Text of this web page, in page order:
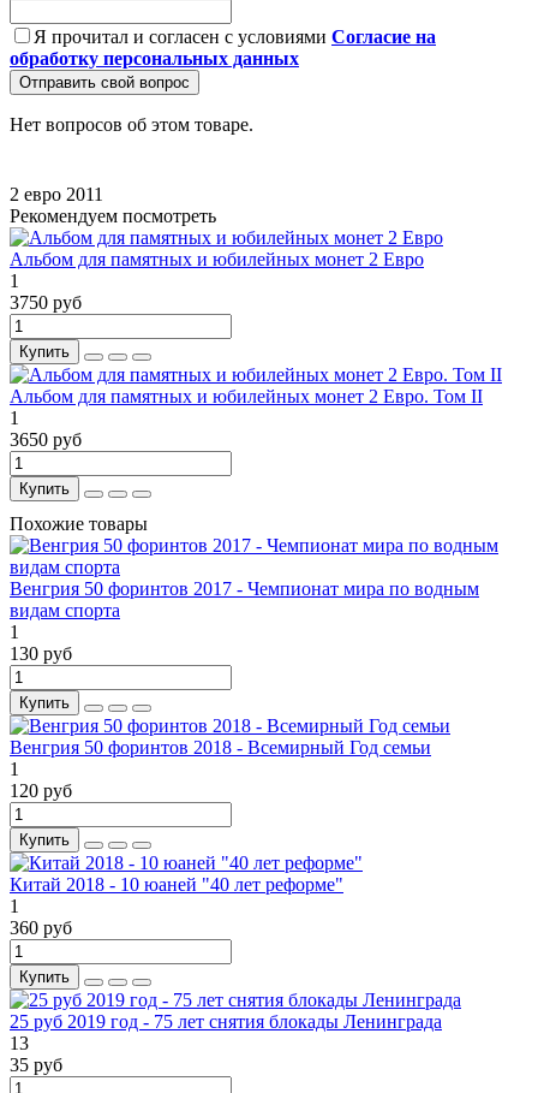
Я прочитал и согласен с условиями Согласие на
обработку персональных данных
Отправить свой вопрос
Нет вопросов об этом товаре.
2 евро 2011
Рекомендуем посмотреть
Альбом для памятных и юбилейных монет 2 Евро
1
3750 руб
Купить
Альбом для памятных и юбилейных монет 2 Евро. Том II
1
3650 руб
Купить
Похожие товары
Венгрия 50 форинтов 2017 - Чемпионат мира по водным
видам спорта
1
130 руб
Купить
Венгрия 50 форинтов 2018 - Всемирный Год семьи
1
120 руб
Купить
Китай 2018 - 10 юаней "40 лет реформе"
1
360 руб
Купить
25 руб 2019 год - 75 лет снятия блокады Ленинграда
13
35 руб